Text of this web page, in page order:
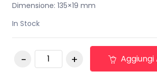
Dimensione: 135×19 mm
In Stock
Emblema 3D
cromato - Racing